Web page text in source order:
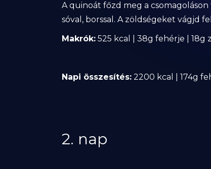
A quinoát főzd meg a
sóval, borssal. A zöldségeket vágjd
Makrók: 525 kcal | 38g fehérje | 18g
Napi összesítés: 2200 kcal | 174g
2. nap